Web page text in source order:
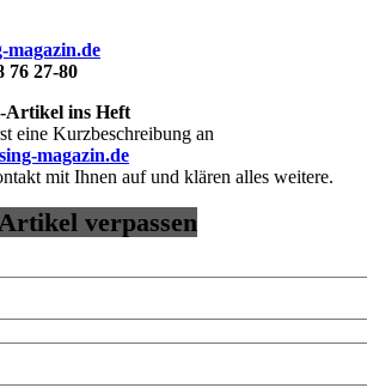
magazin.de
76 27-80
Artikel ins Heft
eine Kurzbeschreibung an
magazin.de
mit Ihnen auf und klären alles weitere.
verpassen